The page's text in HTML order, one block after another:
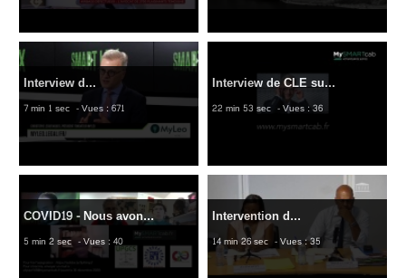
Interview d...
7 min 1 sec - Vues : 671
Interview de CLE su...
22 min 53 sec - Vues : 36
COVID19 - Nous avon...
5 min 2 sec - Vues : 40
Intervention d...
14 min 26 sec - Vues : 35